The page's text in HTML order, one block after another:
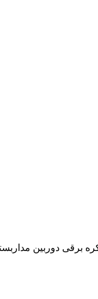
مداربسته دزدگیر